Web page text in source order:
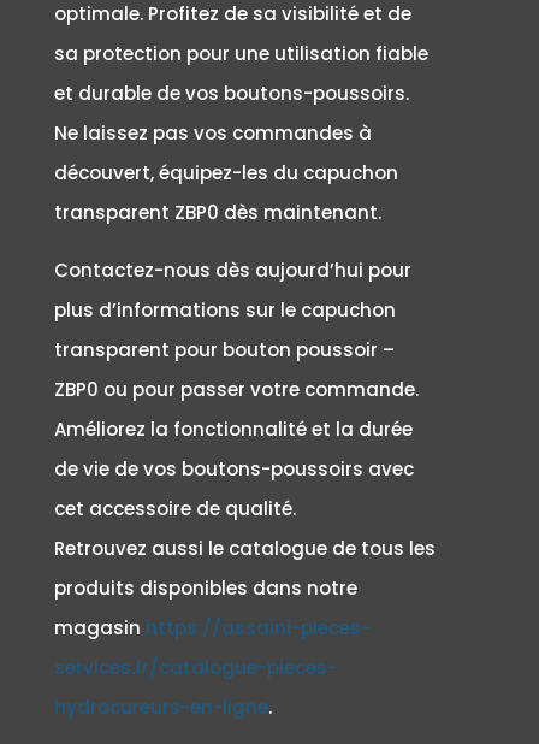
optimale. Profitez de sa visibilité et de
sa protection pour une utilisation fiable
et durable de vos boutons-poussoirs.
Ne laissez pas vos commandes à
découvert, équipez-les du capuchon
transparent ZBP0 dès maintenant.
Contactez-nous dès aujourd’hui pour
plus d’informations sur le capuchon
transparent pour bouton poussoir –
ZBP0 ou pour passer votre commande.
Améliorez la fonctionnalité et la durée
de vie de vos boutons-poussoirs avec
cet accessoire de qualité.
Retrouvez aussi le catalogue de tous les
produits disponibles dans notre
magasin https://assaini-pieces-
services.fr/catalogue-pieces-
hydrocureurs-en-ligne.